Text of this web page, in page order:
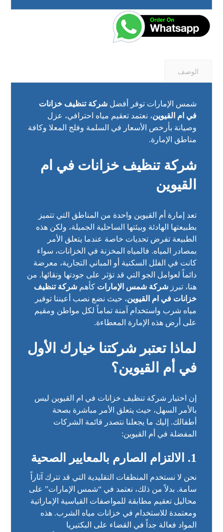
الوصف
شمس الإمارات توفر أفضلشركة تنظيف خزانات
في ام القيوين، نعتمد تعقيم مياه احترافي، عزل
وصيانة بأرخص الأسعار في السلمة وفلج المعلا وكافة
مناطق الإمارة.
شركة تنظيف خزانات في ام
القيوين
تعد إمارة أم القيوين واحدة من المناطق التي تتميز
بطبيعتها الهادئة وبيئتها الساحلية الجميلة، ولكن هذه
الطبيعة تفرض تحديات خاصة عندما يتعلق الأمر
بمصادر المياه. فالمياه المخزنة في الخزانات، سواء
كانت في الفلل السكنية أو المباني التجارية، معرضة
دائماً لعوامل الجو التي قد تؤثر على جودتها ونقائها. من
هنا، تبرزشركة شمس الإمارات كأهمشركة تنظيف
خزانات في ام القيوين، حيث نضع نصب أعيننا توفير
مياه شرب واستخدام آمنة تماماً لكل مواطن ومقيم
على أرض هذه الإمارة المعطاءة.
لماذا تعتبر شركتنا خيارك الأول
في أم القيوين؟
إن اختيار شركة تنظيف خزانات في ام القيوين ليس
بالأمر السهل، حيث يتعلق الأمر مباشرة بصحة
أطفالك. إليك ما يجعلنا نتصدر قائمة الشركات
المفضلة في أم القيوين:
1. الالتزام الصارم بالمعايير الصحية
نحن لا نستخدم المنظفات التقليدية التي قد تترك آثاراً
سامة. بدلاً من ذلك، نعتمد في “شمس الإمارات” على
محاليل تعقيم مطابقة للمواصفات القياسية الإماراتية
ومعتمدة للاستخدام في خزانات مياه الشرب. هذه
المواد فعالة جداً في القضاء على البكتيريا